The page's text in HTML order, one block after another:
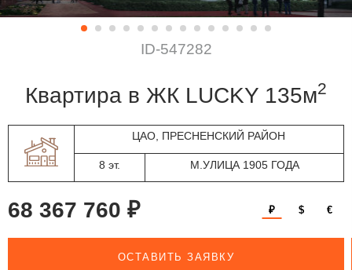
ID-547282
квартира в ЖК LUCKY 135м2
ЦАО, ПРЕСНЕНСКИЙ РАЙОН
8 эт. М.УЛИЦА 1905 ГОДА
68 367 760 ₽ ₽ $ €
ОСТАВИТЬ ЗАЯВКУ